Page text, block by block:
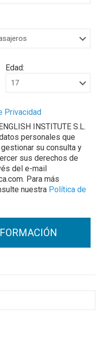
Edad:
Privacidad
INSTITUTE S.L.
personales que
su consulta y
sus derechos de
del e-mail
Para más
nuestra Política de